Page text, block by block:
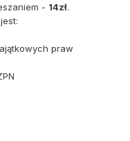
- 14zł.
praw